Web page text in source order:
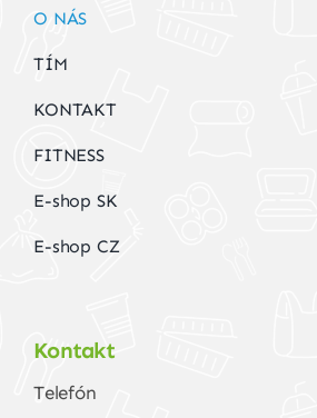
O NÁS
TÍM
KONTAKT
FITNESS
E-shop SK
E-shop CZ
Kontakt
Telefón